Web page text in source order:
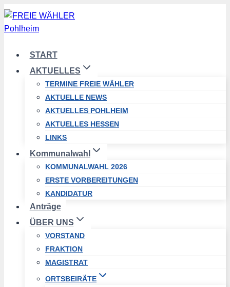
Zum
START
AKTUELLES
TERMINE FREIE WÄHLER
AKTUELLE NEWS
AKTUELLES POHLHEIM
AKTUELLES HESSEN
LINKS
Kommunalwahl
KOMMUNALWAHL 2026
ERSTE VORBEREITUNGEN
KANDIDATUR
Anträge
ÜBER UNS
VORSTAND
FRAKTION
MAGISTRAT
ORTSBEIRÄTE